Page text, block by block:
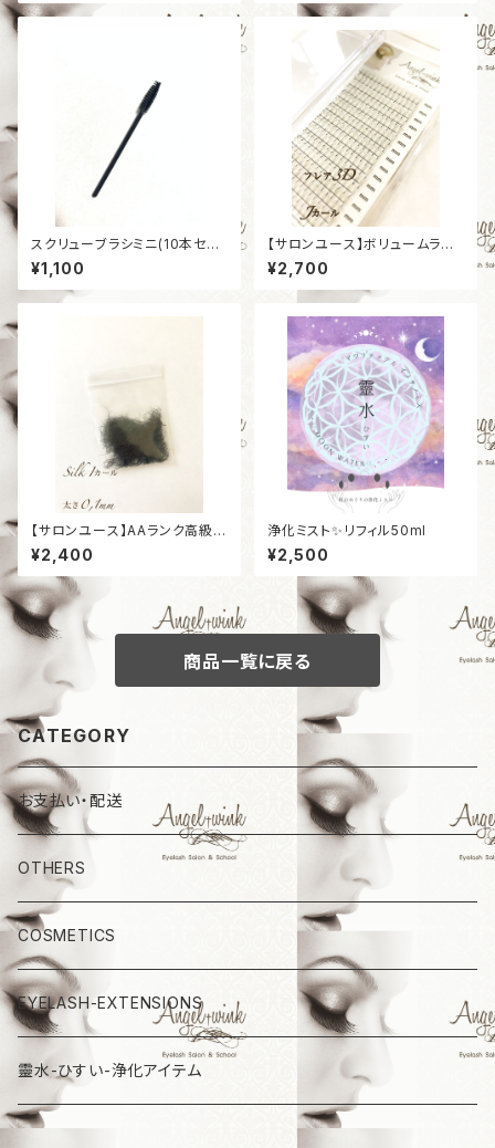
スクリューブラシミニ(10本セッ
ト)
¥1,100
【サロンユース】ボリュームラッ
シュ プラチナセーブル ［フレア3
D］［Jカール］［太さ0,07mm］
¥2,700
【サロンユース】AAランク高級シ
ルクエクステ バラ ［Iカール］［太
さ0,1mm］
¥2,400
浄化ミスト✨リフィル50ml
¥2,500
商品一覧に戻る
CATEGORY
お支払い・配送
OTHERS
COSMETICS
EYELASH-EXTENSIONS
靈水-ひすい-浄化アイテム